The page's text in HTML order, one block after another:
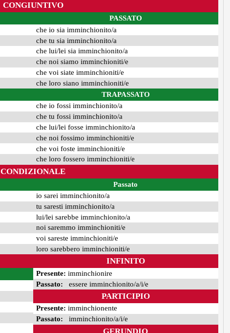
CONGIUNTIVO
PASSATO
che io sia imminchionito/a
che tu sia imminchionito/a
che lui/lei sia imminchionito/a
che noi siamo imminchioniti/e
che voi siate imminchioniti/e
che loro siano imminchioniti/e
TRAPASSATO
che io fossi imminchionito/a
che tu fossi imminchionito/a
che lui/lei fosse imminchionito/a
che noi fossimo imminchioniti/e
che voi foste imminchioniti/e
che loro fossero imminchioniti/e
CONDIZIONALE
Passato
io sarei imminchionito/a
tu saresti imminchionito/a
lui/lei sarebbe imminchionito/a
noi saremmo imminchioniti/e
voi sareste imminchioniti/e
loro sarebbero imminchioniti/e
INFINITO
Presente: imminchionire
Passato: essere imminchionito/a/i/e
PARTICIPIO
Presente: imminchionente
Passato: imminchionito/a/i/e
GERUNDIO